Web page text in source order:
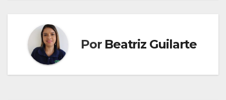
Por Beatriz Guilarte